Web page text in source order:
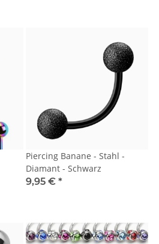
Piercing Banane - Stahl -
Diamant - Schwarz
9,95 € *